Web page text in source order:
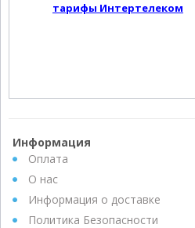
тарифы Интертелеком
Информация
Оплата
О нас
Информация о доставке
Политика Безопасности